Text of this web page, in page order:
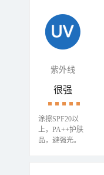
紫外线
很强
涂擦SPF20以
上，PA++护肤
品，避强光。